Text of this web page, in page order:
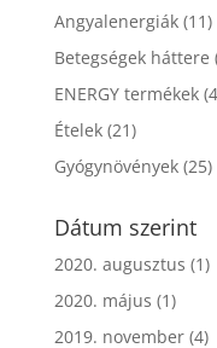
Angyalenergiák(11)
Betegségek háttere
ENERGY termékek
Ételek(21)
Gyógynövények(25)
Dátum szerint
2020. augusztus (1)
2020. május (1)
2019. november(4)